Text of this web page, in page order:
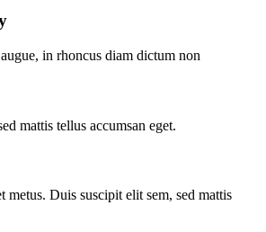
in rhoncus diam dictum non
mattis tellus accumsan eget.
metus. Duis suscipit elit sem, sed mattis